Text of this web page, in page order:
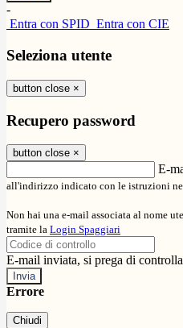
-
Entra con SPID Entra con CIE
Seleziona utente
button close ×
Recupero password
button close ×
E-
all'indirizzo indicato con le istruzioni
Non hai una e-mail associata al nome
tramite la Login Spaggiari
E-mail inviata, si prega di
Errore
Chiudi